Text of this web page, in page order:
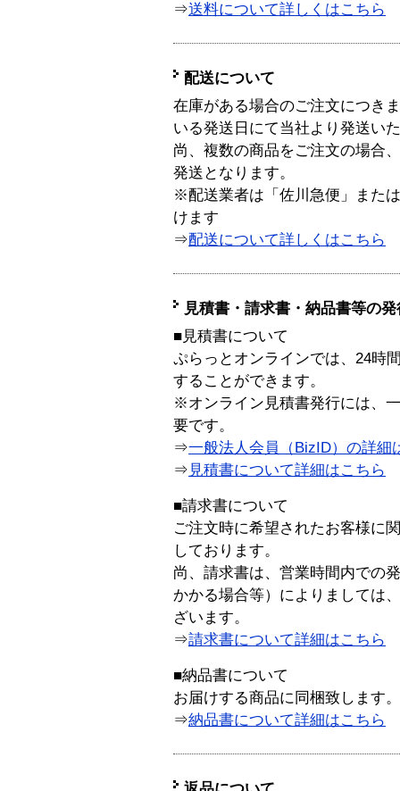
⇒送料について詳しくはこちら
配送について
在庫がある場合のご注文につき
いる発送日にて当社より発送い
尚、複数の商品をご注文の場合
発送となります。
※配送業者は「佐川急便」また
けます
⇒配送について詳しくはこちら
見積書・請求書・納品書等の
■見積書について
ぷらっとオンラインでは、24時
することができます。
※オンライン見積書発行には、
要です。
⇒一般法人会員（BizID）の詳細
⇒ 見積書について詳細はこちら
■請求書について
ご注文時に希望されたお客様に
しております。
尚、請求書は、営業時間内での
かかる場合等）によりましては
ざいます。
⇒請求書について詳細はこちら
■納品書について
お届けする商品に同梱致します。
⇒納品書について詳細はこちら